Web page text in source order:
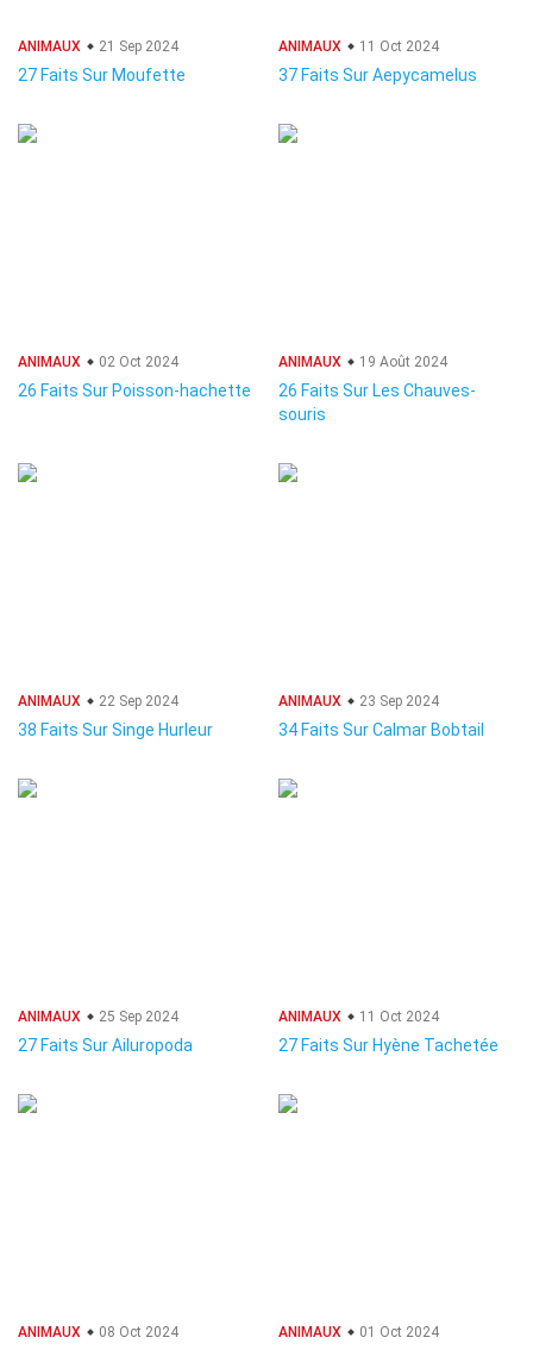
ANIMAUX 21 Sep 2024
27 Faits Sur Moufette
ANIMAUX 11 Oct 2024
37 Faits Sur Aepycamelus
ANIMAUX 02 Oct 2024
26 Faits Sur Poisson-hachette
ANIMAUX 19 Août 2024
26 Faits Sur Les Chauves-
souris
ANIMAUX 22 Sep 2024
38 Faits Sur Singe Hurleur
ANIMAUX 23 Sep 2024
34 Faits Sur Calmar Bobtail
ANIMAUX 25 Sep 2024
27 Faits Sur Ailuropoda
ANIMAUX 11 Oct 2024
27 Faits Sur Hyène Tachetée
ANIMAUX 08 Oct 2024 ANIMAUX 01 Oct 2024